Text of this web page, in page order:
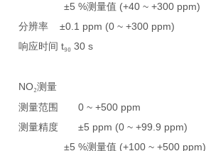
±5 %测量值 (+40 ~ +300 ppm)
分辨率
±0.1 ppm (0 ~ +300 ppm)
响应时间 t₉₀ 30 s
NO₂测量
测量范围
0 ~ +500 ppm
测量精度
±5 ppm (0 ~ +99.9 ppm)
±5 %测量值 (+100 ~ +500 ppm)